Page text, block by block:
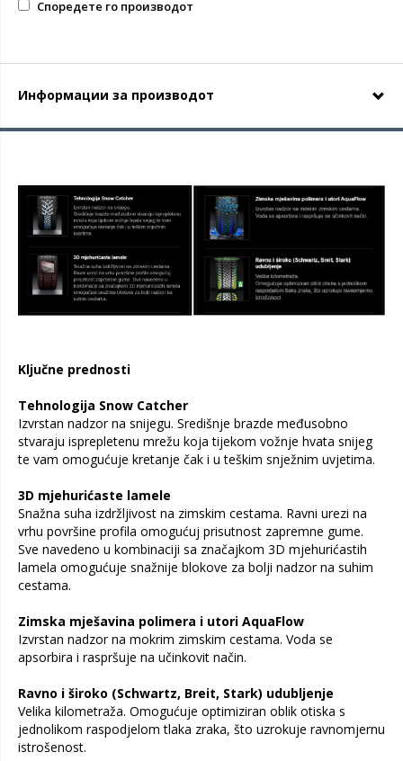
Споредете го производот
Информации за производот
Ključne prednosti
Tehnologija Snow Catcher
Izvrstan nadzor na snijegu. Središnje brazde međusobno
stvaraju isprepletenu mrežu koja tijekom vožnje hvata snijeg
te vam omogućuje kretanje čak i u teškim snježnim uvjetima.
3D mjehurićaste lamele
Snažna suha izdržljivost na zimskim cestama. Ravni urezi na
vrhu površine profila omogućuj prisutnost zapremne gume.
Sve navedeno u kombinaciji sa značajkom 3D mjehurićastih
lamela omogućuje snažnije blokove za bolji nadzor na suhim
cestama.
Zimska mješavina polimera i utori AquaFlow
Izvrstan nadzor na mokrim zimskim cestama. Voda se
apsorbira i raspršuje na učinkovit način.
Ravno i široko (Schwartz, Breit, Stark) udubljenje
Velika kilometraža. Omogućuje optimiziran oblik otiska s
jednolikom raspodjelom tlaka zraka, što uzrokuje ravnomjernu
istrošenost.